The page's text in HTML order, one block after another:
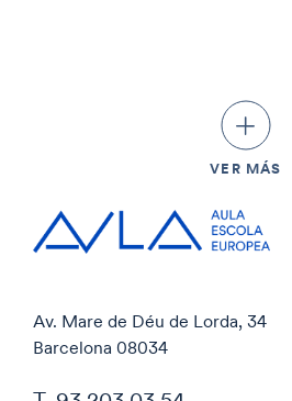
VER MÁS
Av. Mare de Déu de Lorda, 34
Barcelona 08034